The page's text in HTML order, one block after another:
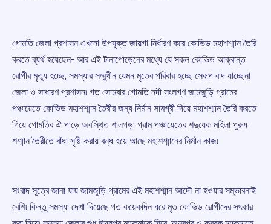
গোমতি জেলা প্রশাসন এখনো উপযুক্ত জায়গা নির্ধারণ করে কোভিড মহাশশ্মান তৈরি
করতে ব্যর্থ হয়েছেন- আর এই টানাপোড়েনের মধ্যে যে সকল কোভিড আক্রান্ত
রোগীর মৃত্যু হচ্ছে, সমস্যার সম্মুখীন যেমন মৃতের পরিবার হচ্ছে সেরূপ বাদ যাচ্ছেনা
জেলা ও সাধারণ প্রশাসন৷ গত সোমবার গোমতি নদী সংলগ্ণ জামজুড়ি গ্রামের
পঞ্চায়েতে কোভিড মহাশশ্মান তৈরীর জন্য নির্মান সামগ্রী দিয়ে মহাশশ্মান তৈরি করতে
গিয়ে গোমতির ঐ পাড়ে অবস্থিত শালগড়া গ্রাম পঞ্চায়েতের শদুয়েক মহিলা পুরুষ
শশ্মান তৈরীতে বাঁধা সৃষ্টি করায় বন্ধ হয়ে আছে মহাশশ্মানের নির্মান কাজ৷
সংবাদ সূত্রে জানা যায় জামজুড়ি গ্রামের এই মহাশশ্মান আদৌ না হওয়ার সম্ভাবনাই
বেশি৷ কিন্তু সমস্যা দেখা দিয়েছে গত কয়েকদিন ধরে মৃত কোভিড রোগীদের সৎকার